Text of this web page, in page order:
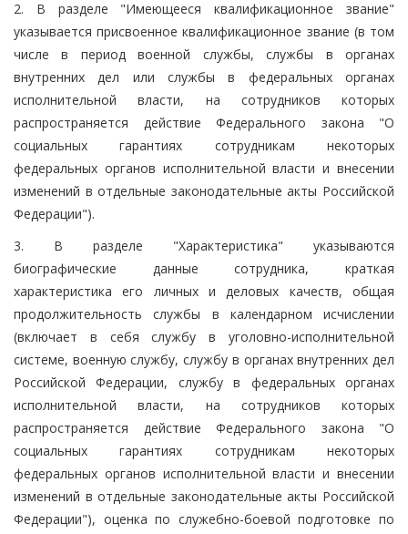
2. В разделе "Имеющееся квалификационное звание"
указывается присвоенное квалификационное звание (в том
числе в период военной службы, службы в органах
внутренних дел или службы в федеральных органах
исполнительной власти, на сотрудников которых
распространяется действие Федерального закона "О
социальных гарантиях сотрудникам некоторых
федеральных органов исполнительной власти и внесении
изменений в отдельные законодательные акты Российской
Федерации").
3. В разделе "Характеристика" указываются
биографические данные сотрудника, краткая
характеристика его личных и деловых качеств, общая
продолжительность службы в календарном исчислении
(включает в себя службу в уголовно-исполнительной
системе, военную службу, службу в органах внутренних дел
Российской Федерации, службу в федеральных органах
исполнительной власти, на сотрудников которых
распространяется действие Федерального закона "О
социальных гарантиях сотрудникам некоторых
федеральных органов исполнительной власти и внесении
изменений в отдельные законодательные акты Российской
Федерации"), оценка по служебно-боевой подготовке по